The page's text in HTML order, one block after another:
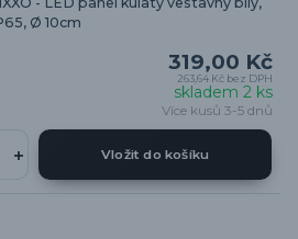
Ø 10cm
319,00 Kč
263,64 Kč bez DPH
skladem 2 ks
Více kusů 3-5 dnů
Vložit do košíku